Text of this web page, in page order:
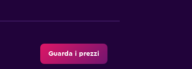
Guarda i prezzi